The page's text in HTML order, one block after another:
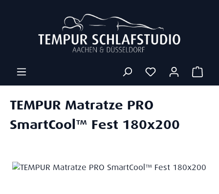
TEMPUR Matratze PRO
SmartCool™ Fest 180x200
Bildergalerie überspringen